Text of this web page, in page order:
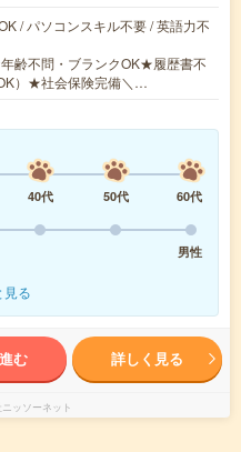
/ パソコンスキル不要 / 英語力不
齢不問・ブランクOK★履歴書不
）★社会保険完備＼…
40代 50代
60代
男性
見る
む 詳しく見る
ッソーネット